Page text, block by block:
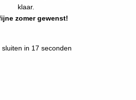
klaar.
zomer gewenst!
sluiten in 17 seconden